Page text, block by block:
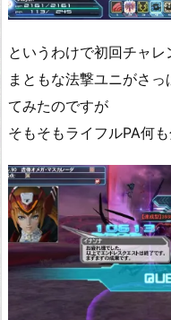
というわけで初回チャレ
まともな法撃ユニがさ
てみたのですが
そもそもライフルPA何